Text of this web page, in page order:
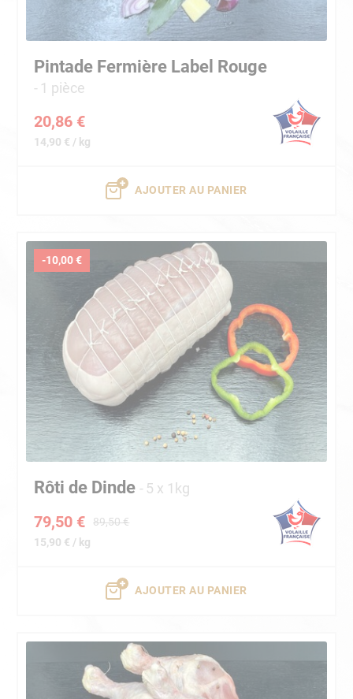
Pintade Fermière Label Rouge
1 pièce
20,86 €
14,90 € / kg
AJOUTER AU PANIER
-10,00 €
Rôti de Dinde 5 x 1kg
89,50 €
79,50 €
15,90 € / kg
AJOUTER AU PANIER